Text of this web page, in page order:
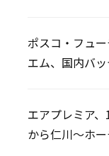
ポスコ・フュ
エム、国内バ
エアプレミア
から仁川〜ホ